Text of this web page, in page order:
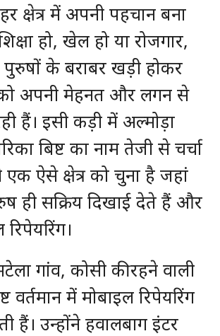
क्षेत्र में अपनी पहचान बना
हो, खेल हो या रोजगार,
के बराबर खड़ी होकर
अपनी मेहनत और लगन से
हैं। इसी कड़ी में अल्मोड़ा
बिष्ट का नाम तेजी से चर्चा
एक ऐसे क्षेत्र को चुना है जहां
ही सक्रिय दिखाई देते हैं और
गांव, कोसी की रहने वाली
वर्तमान में मोबाइल रिपेयरिंग
हैं। उन्होंने हवालबाग इंटर